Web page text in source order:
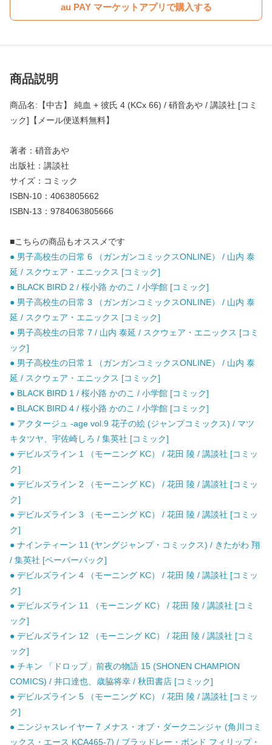
au PAY マーケットアプリで購入する
商品説明
商品名:【中古】 純血 + 彼氏 4 (KCx 66) / 硝音あや / 講談社 [コミ
ック]【メール便送料無料】
著者：硝音あや
出版社：講談社
サイズ：コミック
ISBN-10：4063805662
ISBN-13：9784063805666
■こちらの商品もオススメです
● 男子高校生の日常 6 （ガンガンコミックスONLINE） / 山内 泰
延 / スクウェア・エニックス [コミック]
● BLACK BIRD 2 / 桜小路 かのこ / 小学館 [コミック]
● 男子高校生の日常 3 （ガンガンコミックスONLINE） / 山内 泰
延 / スクウェア・エニックス [コミック]
● 男子高校生の日常 7 / 山内 泰延 / スクウェア・エニックス [コミ
ック]
● 男子高校生の日常 1 （ガンガンコミックスONLINE） / 山内 泰
延 / スクウェア・エニックス [コミック]
● BLACK BIRD 1 / 桜小路 かのこ / 小学館 [コミック]
● BLACK BIRD 4 / 桜小路 かのこ / 小学館 [コミック]
● アクタージュ -age vol.9 花子の絵 (ジャンプコミックス) / マツ
キタツヤ、宇佐崎しろ / 集英社 [コミック]
● デビルズライン 1 （モーニング KC） / 花田 陵 / 講談社 [コミッ
ク]
● デビルズライン 2 （モーニング KC） / 花田 陵 / 講談社 [コミッ
ク]
● デビルズライン 3 （モーニング KC） / 花田 陵 / 講談社 [コミッ
ク]
● ナインティーン 11 (ヤングジャンプ・コミックス) / きたがわ 翔
/ 集英社 [ペーパーバック]
● デビルズライン 4 （モーニング KC） / 花田 陵 / 講談社 [コミッ
ク]
● デビルズライン 11 （モーニング KC） / 花田 陵 / 講談社 [コミ
ック]
● デビルズライン 12 （モーニング KC） / 花田 陵 / 講談社 [コミ
ック]
● チキン 「ドロップ」前夜の物語 15 (SHONEN CHAMPION
COMICS) / 井口達也、歳脇将幸 / 秋田書店 [コミック]
● デビルズライン 5 （モーニング KC） / 花田 陵 / 講談社 [コミッ
ク]
● ニンジャスレイヤー 7 メナス・オブ・ダークニンジャ (角川コミ
ックス・エース KCA465-7) / ブラッドレー・ボンド フィリップ・